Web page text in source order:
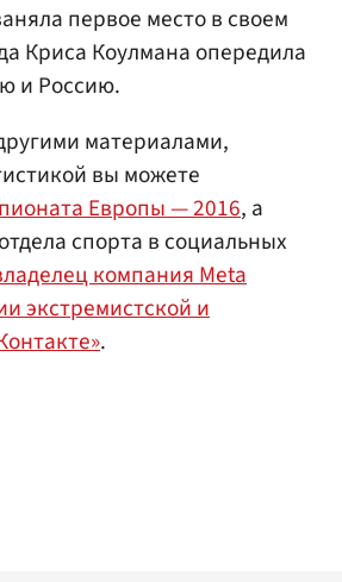
первое место в своем
Криса Коулмана опередила
и Россию.
материалами,
вы можете
Европы — 2016, а
спорта в социальных
компания Meta
экстремистской и
.